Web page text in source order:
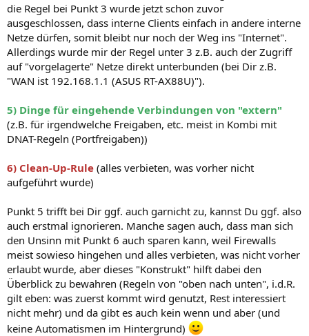
die Regel bei Punkt 3 wurde jetzt schon zuvor
ausgeschlossen, dass interne Clients einfach in andere interne
Netze dürfen, somit bleibt nur noch der Weg ins "Internet".
Allerdings wurde mir der Regel unter 3 z.B. auch der Zugriff
auf "vorgelagerte" Netze direkt unterbunden (bei Dir z.B.
"WAN ist 192.168.1.1 (ASUS RT-AX88U)").
5) Dinge für eingehende Verbindungen von "extern"
(z.B. für irgendwelche Freigaben, etc. meist in Kombi mit
DNAT-Regeln (Portfreigaben))
6) Clean-Up-Rule (alles verbieten, was vorher nicht
aufgeführt wurde)
Punkt 5 trifft bei Dir ggf. auch garnicht zu, kannst Du ggf. also
auch erstmal ignorieren. Manche sagen auch, dass man sich
den Unsinn mit Punkt 6 auch sparen kann, weil Firewalls
meist sowieso hingehen und alles verbieten, was nicht vorher
erlaubt wurde, aber dieses "Konstrukt" hilft dabei den
Überblick zu bewahren (Regeln von "oben nach unten", i.d.R.
gilt eben: was zuerst kommt wird genutzt, Rest interessiert
nicht mehr) und da gibt es auch kein wenn und aber (und
keine Automatismen im Hintergrund)